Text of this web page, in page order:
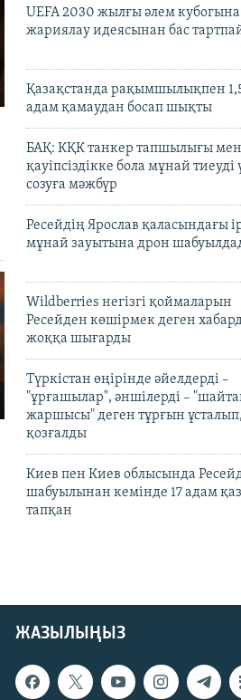
UEFA 2030 жылғы әлем
жариялау идеясынан бас
Қазақстанда рақымшылықпен
адам қамаудан босап шықты
БАҚ: КҚК танкер тапшылығы мен
қауіпсіздікке бола мұнай тиеуді
созуға мәжбүр
Ресейдің Ярослав қаласындағы
мұнай зауытына дрон
Wildberries негізгі қоймаларын
Ресейден көшірмек деген
жоққа шығарды
Түркістан өңірінде әйелдерді –
"ұрғашылар", әншілерді –
жаршысы" деген тұрғын ұсталып,
қозғалды
Киев пен Киев облысында
шабуылынан кемінде 17 адам
тапқан
ЖАЗЫЛЫҢЫЗ